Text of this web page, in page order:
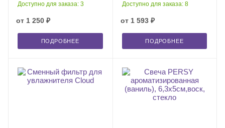
Доступно для заказа: 3
от 1 250 ₽
ПОДРОБНЕЕ
Доступно для заказа: 8
от 1 593 ₽
ПОДРОБНЕЕ